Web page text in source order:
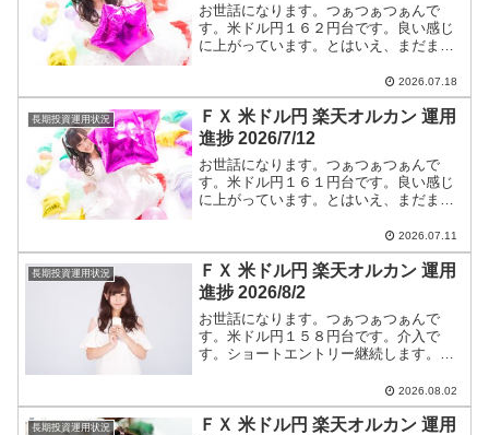
お世話になります。つぁつぁつぁんで
す。米ドル円１６２円台です。良い感じ
に上がっています。とはいえ、まだまだ
す。米ドル円ショートエントリー手法と
今後のつぁつぁつぁん戦略は【米ドル
円】に全て書いています。
2026.07.18
長期投資運用状況
ＦＸ 米ドル円 楽天オルカン 運用
進捗 2026/7/12
お世話になります。つぁつぁつぁんで
す。米ドル円１６１円台です。良い感じ
に上がっています。とはいえ、まだまだ
す。米ドル円ショートエントリー手法と
今後のつぁつぁつぁん戦略は【米ドル
円】に全て書いています。
2026.07.11
長期投資運用状況
ＦＸ 米ドル円 楽天オルカン 運用
進捗 2026/8/2
お世話になります。つぁつぁつぁんで
す。米ドル円１５８円台です。介入で
す。ショートエントリー継続します。米
つぁつぁつぁん戦略は【米ドル円】に全
て書いています。
2026.08.02
長期投資運用状況
ＦＸ 米ドル円 楽天オルカン 運用